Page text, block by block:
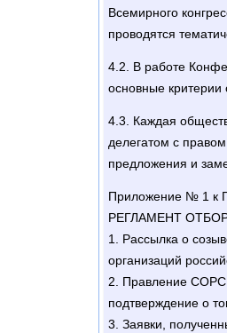
Всемирного
проводятся
4.2. В работе
основные критерии
4.3. Каждая
делегатом с
предложения и
Приложение № 1 к
РЕГЛАМЕНТ
1. Рассылка о
организаций
2. Правление СОРС
подтверждение о
3. Заявки,